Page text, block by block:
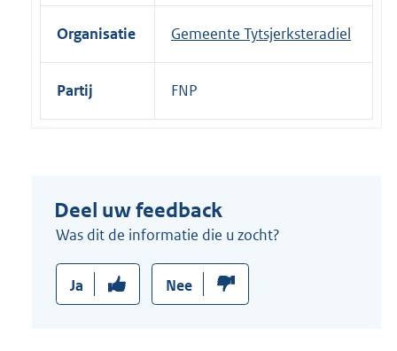
Organisatie Gemeente Tytsjerksteradiel
Partij FNP
Deel uw feedback
Was dit de informatie die u zocht?
Ja Nee